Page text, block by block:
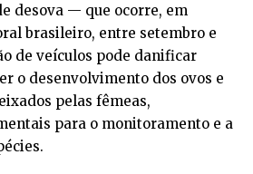
desova — que ocorre, em
brasileiro, entre setembro e
de veículos pode danificar
o desenvolvimento dos ovos e
pelas fêmeas,
para o monitoramento e a